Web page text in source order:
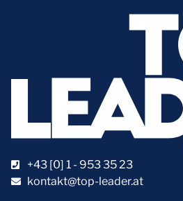
+43 [0] 1 - 953 35 23
kontakt@top-leader.at